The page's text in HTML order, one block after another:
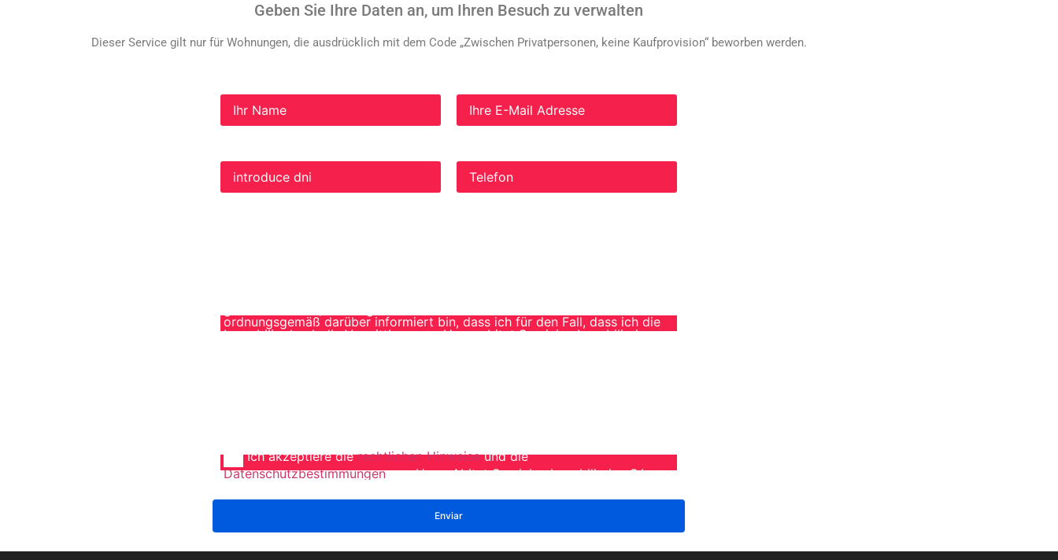
Geben Sie Ihre Daten an, um Ihren Besuch zu verwalten
Dieser Service gilt nur für Wohnungen, die ausdrücklich mit dem Code „Zwischen Privatpersonen, keine Kaufprovision“ beworben werden.
ordnungsgemäß darüber informiert bin, dass ich für den Fall, dass ich die
Immobilie durch die Vermittlung von Hogarabitat Servicios Inmobiliarios
Ich akzeptiere dierechtlichen Hinweiseund die
Datenschutzbestimmungenvon HogarAbitat Servicios Inmobiliarios S.L.